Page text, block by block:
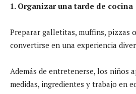
1. Organizar una tarde de cocina
Preparar galletitas, muffins, pizzas
convertirse en una experiencia
Además de entretenerse, los niños
medidas, ingredientes y trabajo en